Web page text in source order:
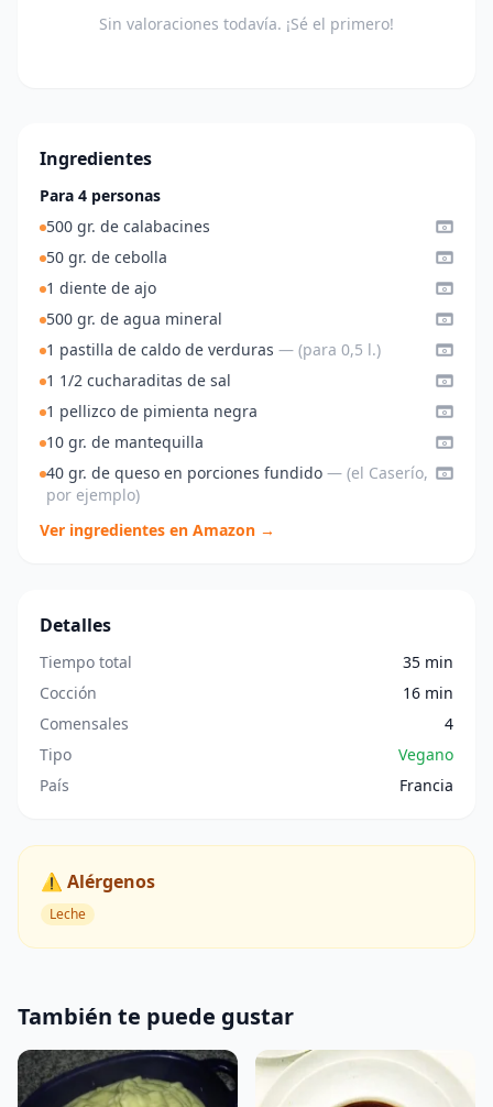
Sin valoraciones todavía. ¡Sé el primero!
Ingredientes
Para 4 personas
500 gr. de calabacines
50 gr. de cebolla
1 diente de ajo
500 gr. de agua mineral
1 pastilla de caldo de verduras — (para 0,5 l.)
1 1/2 cucharaditas de sal
1 pellizco de pimienta negra
10 gr. de mantequilla
40 gr. de queso en porciones fundido — (el Caserío,
por ejemplo)
Ver ingredientes en Amazon →
Detalles
Tiempo total
35 min
Cocción
16 min
Comensales
4
Tipo
Vegano
País
Francia
⚠️ Alérgenos
Leche
También te puede gustar